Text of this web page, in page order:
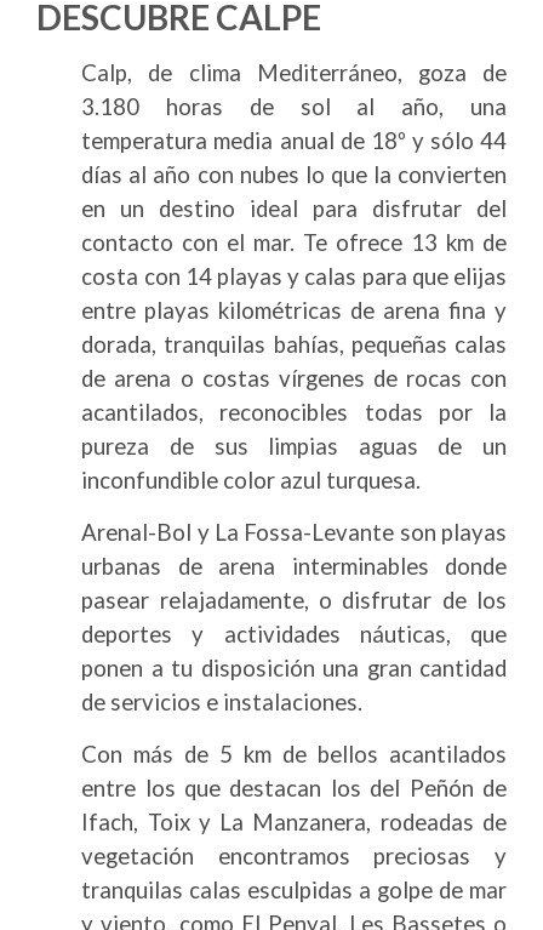
DESCUBRE CALPE
Calp, de clima Mediterráneo, goza de
3.180 horas de sol al año, una
temperatura media anual de 18º y sólo 44
días al año con nubes lo que la convierten
en un destino ideal para disfrutar del
contacto con el mar. Te ofrece 13 km de
costa con 14 playas y calas para que elijas
entre playas kilométricas de arena fina y
dorada, tranquilas bahías, pequeñas calas
de arena o costas vírgenes de rocas con
acantilados, reconocibles todas por la
pureza de sus limpias aguas de un
inconfundible color azul turquesa.
Arenal-Bol y La Fossa-Levante son playas
urbanas de arena interminables donde
pasear relajadamente, o disfrutar de los
deportes y actividades náuticas, que
ponen a tu disposición una gran cantidad
de servicios e instalaciones.
Con más de 5 km de bellos acantilados
entre los que destacan los del Peñón de
Ifach, Toix y La Manzanera, rodeadas de
vegetación encontramos preciosas y
tranquilas calas esculpidas a golpe de mar
y viento, como El Penyal, Les Bassetes o